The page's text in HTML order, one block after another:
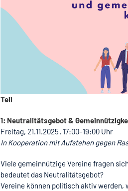
Teil
1: Neutralitätsgebot &
Freitag, 21.11.2025 · 17:00–19:00 Uhr
In Kooperation mit Aufstehen gegen
Viele gemeinnützige Vereine fragen
bedeutet das Neutralitätsgebot?
Vereine können politisch aktiv werden,